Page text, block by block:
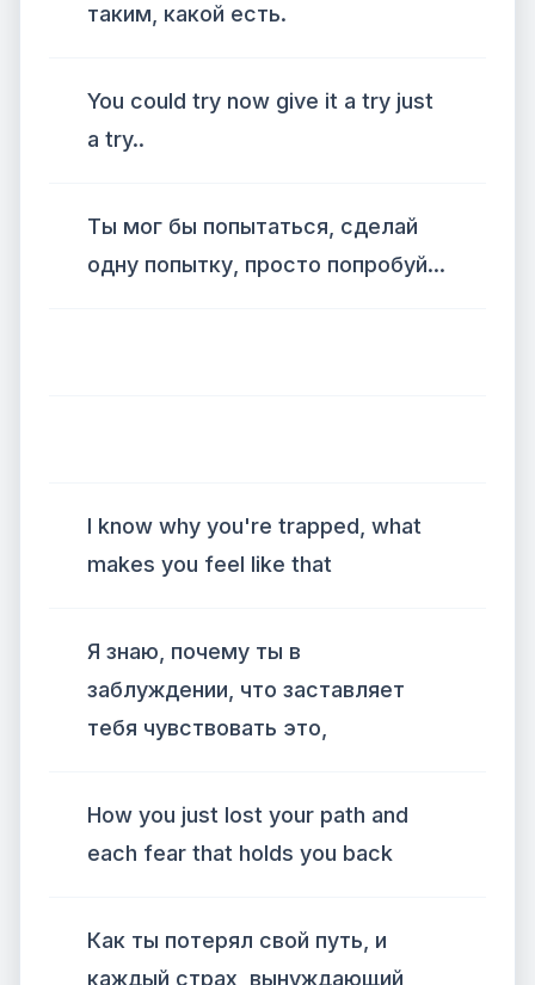
таким, какой есть.
You could try now give it a try just
a try..
Ты мог бы попытаться, сделай
одну попытку, просто попробуй...
I know why you're trapped, what
makes you feel like that
Я знаю, почему ты в
заблуждении, что заставляет
тебя чувствовать это,
How you just lost your path and
each fear that holds you back
Как ты потерял свой путь, и
каждый страх, вынуждающий